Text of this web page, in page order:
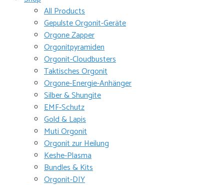
All Products
Gepulste Orgonit-Geräte
Orgone Zapper
Orgonitpyramiden
Orgonit-Cloudbusters
Taktisches Orgonit
Orgone-Energie-Anhänger
Silber & Shungite
EMF-Schutz
Gold & Lapis
Muti Orgonit
Orgonit zur Heilung
Keshe-Plasma
Bundles & Kits
Orgonit-DIY